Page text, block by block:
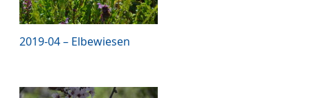
2019-04 – Elbewiesen